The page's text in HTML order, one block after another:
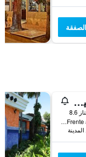
ريال إنتركونتينينتال ماناجوا آت ميتروسينترو مول باي آيتش جي
8.6
Frente a Centro Comercial, ماناغوا, نيكاراجوا